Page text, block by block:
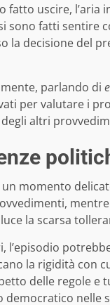
fatto uscire, l’aria
sono fatti sentire
la decisione del
parlando di
per valutare i
degli altri
un momento
la scarsa
l’episodio
la rigidità con
delle regole e
nelle